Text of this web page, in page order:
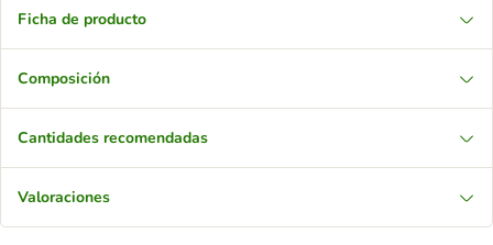
Ficha de producto
Composición
Cantidades recomendadas
Valoraciones